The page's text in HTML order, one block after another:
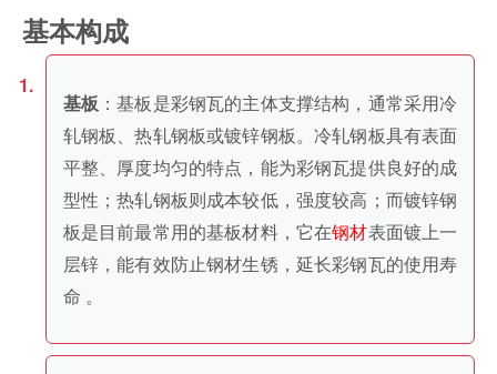
基本构成
基板 ：基板是彩钢瓦的主体支撑结构，通常采用冷
轧钢板、热轧钢板或镀锌钢板。冷轧钢板具有表面
平整、厚度均匀的特点，能为彩钢瓦提供良好的成
型性；热轧钢板则成本较低，强度较高；而镀锌钢
板是目前最常用的基板材料，它在钢材表面镀上一
层锌，能有效防止钢材生锈，延长彩钢瓦的使用寿
命 。